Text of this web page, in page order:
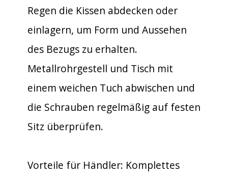
Regen die Kissen abdecken oder
einlagern, um Form und Aussehen
des Bezugs zu erhalten.
Metallrohrgestell und Tisch mit
einem weichen Tuch abwischen und
die Schrauben regelmäßig auf festen
Sitz überprüfen.
Vorteile für Händler: Komplettes